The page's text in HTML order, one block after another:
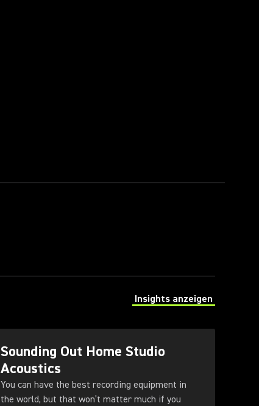
Insights anzeigen
(Opens in a new tab)
Sounding Out Home Studio
Acoustics
You can have the best recording equipment in
the world, but that won’t matter much if you